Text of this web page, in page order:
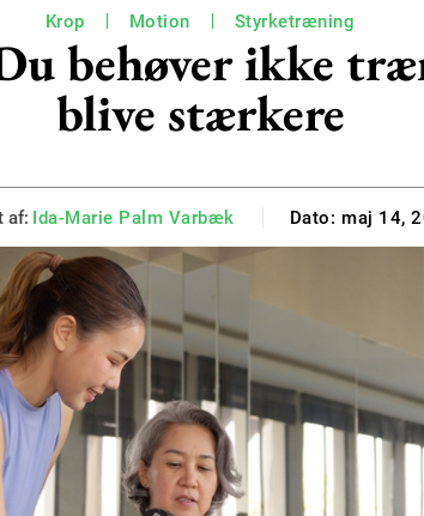
Krop Motion Styrketræning
behøver ikke
blive stærkere
af: Ida-Marie Palm Varbæk Dato: maj 14,